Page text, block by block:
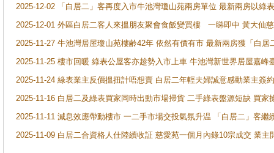
2025-12-02 「白居二」客再度入市牛池灣瓊山苑兩房單位 最新兩房以綠
2025-12-01 外區白居二客人來搵朋友聚會食飯變買樓 一睇即中 黃大仙
2025-11-27 牛池灣居屋瓊山苑樓齢42年 依然有價有市 最新兩房獲「白居
2025-11-25 樓市回暖 綠表公屋客亦趁勢入市上車 牛池灣新世界居屋嘉峰
2025-11-24 綠表業主反價搵扭計唔想賣 白居二年輕夫婦誠意感動業主簽
2025-11-16 白居二及綠表買家同時出動市場掃貨 二手綠表盤源短缺 買
2025-11-11 減息效應帶動樓市 一二手市場交投氣氛升温 「白居二」客
2025-11-09 白居二合資格人仕陸續收証 慈愛苑一個月內錄10宗成交 業